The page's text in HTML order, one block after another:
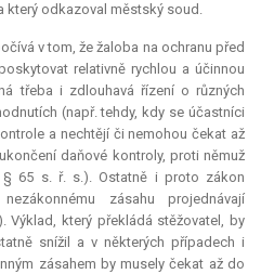
který odkazoval městský soud.
v tom, že žaloba na ochranu před
relativně rychlou a účinnou
třeba i zdlouhavá řízení o různých
(např. tehdy, kdy se účastníci
a nechtějí či nemohou čekat až
daňové kontroly, proti němuž
65 s. ř. s.). Ostatně i proto zákon
zásahu projednávají
který překládá stěžovatel, by
snížil a v některých případech i
zásahem by musely čekat až do